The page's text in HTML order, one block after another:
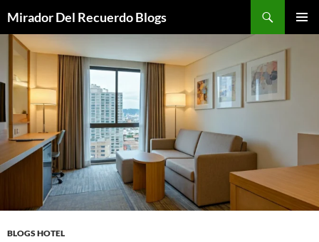
contenido
Mirador Del Recuerdo Blogs
BLOGS HOTEL